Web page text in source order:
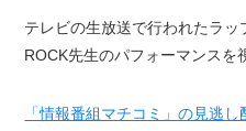
テレビの生放送で行われたラッ
ROCK先生のパフォーマンスを
「情報番組マチコミ」の見逃